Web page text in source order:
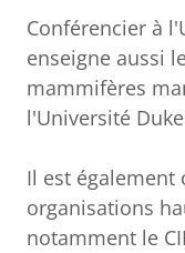
Conférencier à
enseigne aussi
mammifères
l'Université
Il est
organisations
notamment le